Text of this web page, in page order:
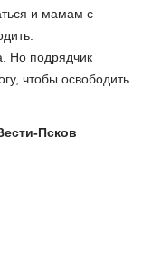
и мамам с
Но подрядчик
чтобы освободить
Псков